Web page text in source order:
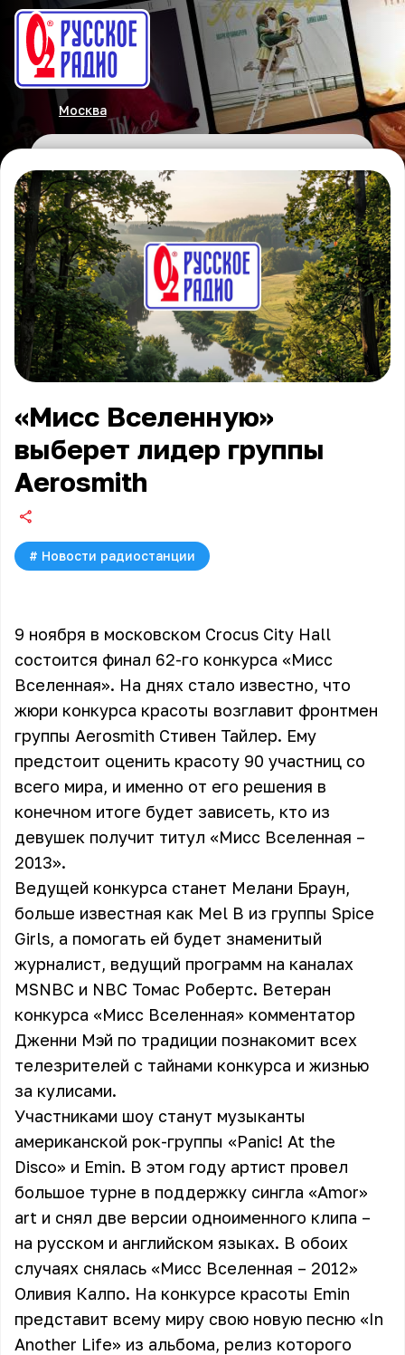
Москва
«Мисс Вселенную»
выберет лидер группы
Aerosmith
# Новости радиостанции
9 ноября в московском Crocus City Hall
состоится финал 62-го конкурса «Мисс
Вселенная». На днях стало известно, что
жюри конкурса красоты возглавит фронтмен
группы Aerosmith Стивен Тайлер. Ему
предстоит оценить красоту 90 участниц со
всего мира, и именно от его решения в
конечном итоге будет зависеть, кто из
девушек получит титул «Мисс Вселенная –
2013».
Ведущей конкурса станет Мелани Браун,
больше известная как Mel B из группы Spice
Girls, а помогать ей будет знаменитый
журналист, ведущий программ на каналах
MSNBC и NBC Томас Робертс. Ветеран
конкурса «Мисс Вселенная» комментатор
Дженни Мэй по традиции познакомит всех
телезрителей с тайнами конкурса и жизнью
за кулисами.
Участниками шоу станут музыканты
американской рок-группы «Panic! At the
Disco» и Emin. В этом году артист провел
большое турне в поддержку сингла «Amor»
art и снял две версии одноименного клипа –
на русском и английском языках. В обоих
случаях снялась «Мисс Вселенная – 2012»
Оливия Калпо. На конкурсе красоты Emin
представит всему миру свою новую песню «In
Another Life» из альбома, релиз которого